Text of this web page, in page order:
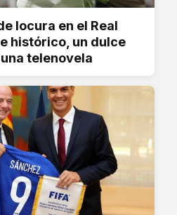
locura en el Real
histórico, un dulce
telenovela